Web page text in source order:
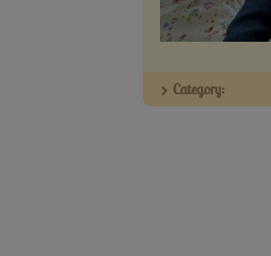
Category: